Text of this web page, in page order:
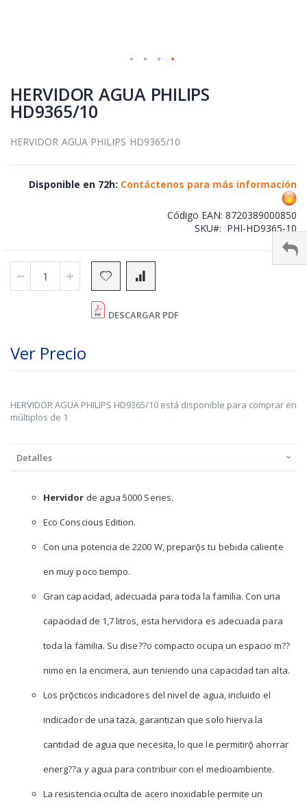
to
the
beginning
the
gallery
HERVIDOR AGUA PHILIPS
HD9365/10
HERVIDOR AGUA PHILIPS HD9365/10
Disponible en 72h: Contáctenos para más información
Código EAN: 8720389000850
SKU
PHI-HD9365-10
DESCARGAR PDF
Ver Precio
HERVIDOR AGUA PHILIPS HD9365/10 está disponible para comprar en
múltiplos de 1
Detalles
Hervidor de agua 5000 Series.
Eco Conscious Edition.
Con una potencia de 2200 W, preparǭs tu bebida caliente
en muy poco tiempo.
Gran capacidad, adecuada para toda la familia. Con una
capacidad de 1,7 litros, esta hervidora es adecuada para
toda la familia. Su dise??o compacto ocupa un espacio m??
nimo en la encimera, aun teniendo una capacidad tan alta.
Los prǭcticos indicadores del nivel de agua, incluido el
indicador de una taza, garantizan que solo hierva la
cantidad de agua que necesita, lo que le permitirǭ ahorrar
energ??a y agua para contribuir con el medioambiente.
La resistencia oculta de acero inoxidable permite un